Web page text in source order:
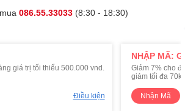
086.55.33033(8:30 - 18:30)
giá trị tối thiểu 500.000 vnd.
Điều kiện
NHẬP MÃ:
Giảm 7% cho
giảm tối đa 70k
Nhận Mã